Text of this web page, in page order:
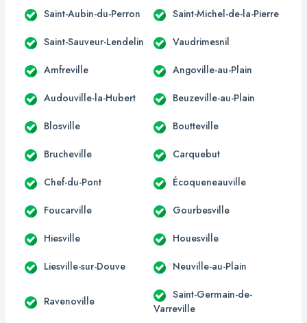
Saint-Aubin-du-Perron Saint-Michel-de-la-Pierre
Saint-Sauveur-Lendelin Vaudrimesnil
Amfreville Angoville-au-Plain
Audouville-la-Hubert Beuzeville-au-Plain
Blosville Boutteville
Brucheville Carquebut
Chef-du-Pont Écoqueneauville
Foucarville Gourbesville
Hiesville Houesville
Liesville-sur-Douve Neuville-au-Plain
Ravenoville
Saint-Germain-de-
Varreville